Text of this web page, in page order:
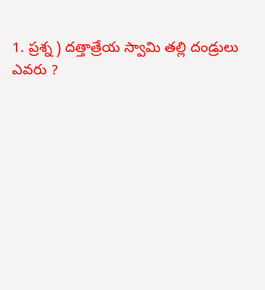
1. ప్రశ్న ) దత్తాత్రేయ స్వామి తల్లి దండ్రులు
ఎవరు ?